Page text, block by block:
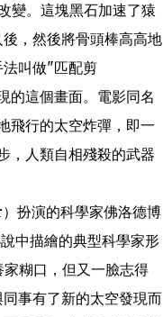
變。這塊黑石加速了猿
，然後將骨頭棒高高地
法叫做"匹配剪
的這個畫面。電影同名
飛行的太空炸彈，即一
，人類自相殘殺的武器
扮演的科學家佛洛德博
中描繪的典型科學家形
糊口，但又一臉志得
事有了新的太空發現而